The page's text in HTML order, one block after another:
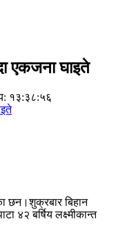
एकजना घाइते
१३:३८:५६
छन।शुक्रबार बिहान
४२ बर्षिय लक्ष्मीकान्त